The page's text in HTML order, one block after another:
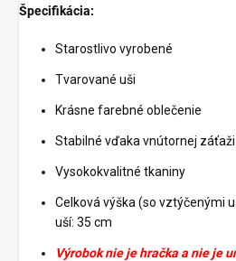
Špecifikácia:
Starostlivo vyrobené
Tvarované uši
Krásne farebné oblečenie
Stabilné vďaka vnútornej záťaži
Vysokokvalitné tkaniny
Celková výška (so vztýčenými
uší: 35 cm
Výrobok nie je hračka a nie je